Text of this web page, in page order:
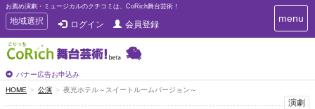
お薦め演劇・ミュージカルのクチコミは、CoRich舞台芸術！
T
o
g
g
e
n
a
地域選択 ログイン 会員登録
バナー広告お申込み
T
o
menu
HOME 公演 夜光ホテル～スイートルームバージョン～
演劇